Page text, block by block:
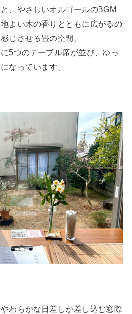
、やさしいオルゴールのBGM
よい木の香りとともに広がるの
じさせる畳の空間。
5つのテーブル席が並び、ゆっ
なっています。
わらかな日差しが差し込む窓際